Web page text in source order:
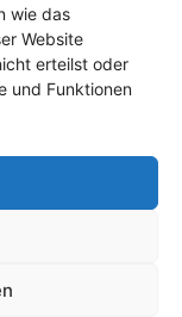
wie das
Website
erteilst oder
und Funktionen